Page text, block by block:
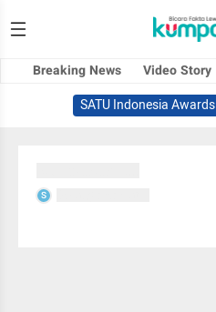
Breaking News Video Story
SATU Indonesia Awards
S